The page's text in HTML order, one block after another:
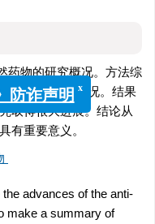
药物的研究概况。方法综
药物的研究近况。结果
取得很大进展。结论从
有重要意义。
advances of the anti-
make a summary of
防诈声明